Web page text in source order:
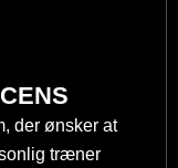
der ønsker at
træner